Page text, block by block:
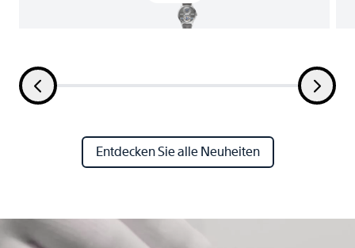
Entdecken Sie alle Neuheiten